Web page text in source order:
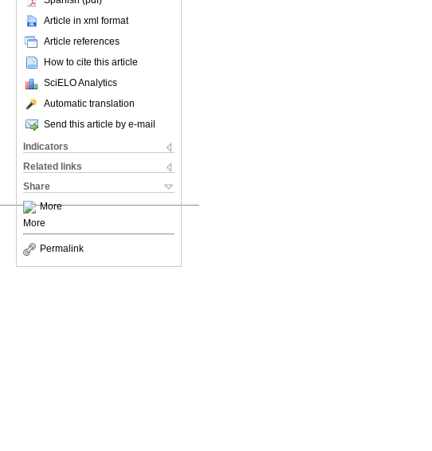
Article in xml format
Article references
How to cite this article
SciELO Analytics
Automatic translation
Send this article by e-mail
Indicators
Related links
Share
More
More
Permalink